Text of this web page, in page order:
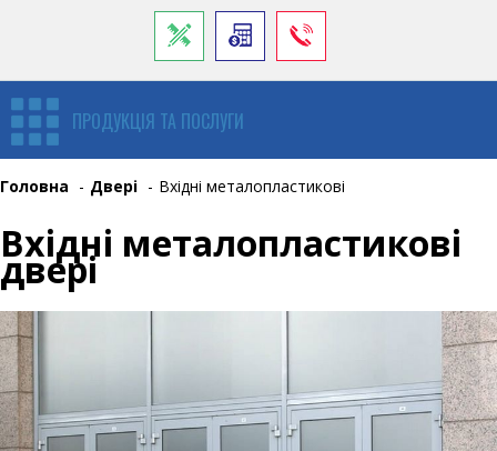
ПРОДУКЦІЯ ТА ПОСЛУГИ
Головна - Двері - Вхідні металопластикові
Вхідні металопластикові
двері